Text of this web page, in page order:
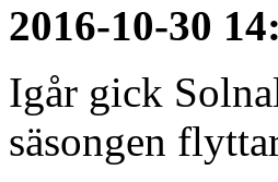
2016-10-30
Igår gick
säsongen